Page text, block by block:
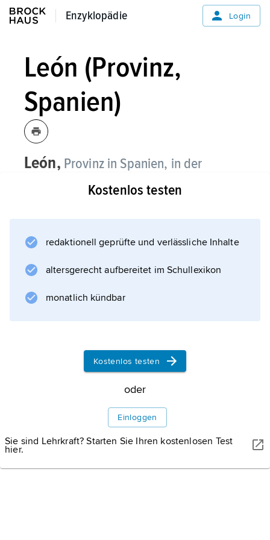
Enzyklopädie
Enzyklopädie Login
León (Provinz,
Spanien)
León, Provinz in Spanien, in der
autonomen Region Kastilien-León,
Die Provinz erstreckt sich von den Süd-
Ausläufern des Kantabrischen Gebirges
südwärts über die Hochfläche der Nord-
Meseta; hat kontinentales Klima (300–400
Zuckerrüben und Wein; ferner Schaf- und
Rinderhaltung.
Informationen zum Artikel
Kostenlos testen
redaktionell geprüfte und verlässliche Inhalte
altersgerecht aufbereitet im Schullexikon
monatlich kündbar
Kostenlos testen
oder
Einloggen
Sie sind Lehrkraft? Starten Sie Ihren kostenlosen Test
hier.